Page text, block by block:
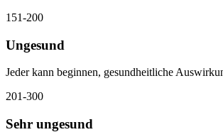
151-200
Ungesund
Jeder kann beginnen, gesundheitliche
201-300
Sehr ungesund